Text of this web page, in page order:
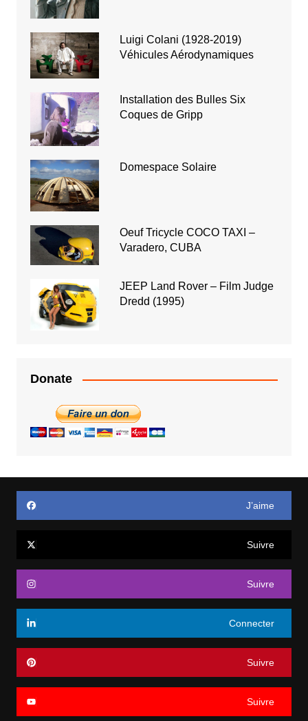
Luigi Colani (1928-2019)
Véhicules Aérodynamiques
Installation des Bulles Six
Coques de Gripp
Domespace Solaire
Oeuf Tricycle COCO TAXI –
Varadero, CUBA
JEEP Land Rover – Film Judge
Dredd (1995)
Donate
J’aime
Suivre
Suivre
Connecter
Suivre
Suivre